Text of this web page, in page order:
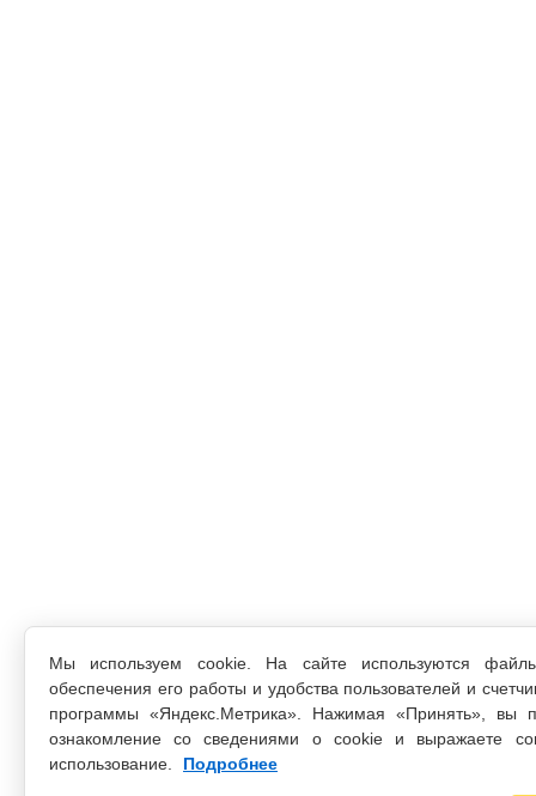
Мы используем cookie. На сайте используются
обеспечения его работы и удобства пользователей и
программы «Яндекс.Метрика». Нажимая «Принять», вы
ознакомление со сведениями о cookie и выражаете
использование.
Подробнее